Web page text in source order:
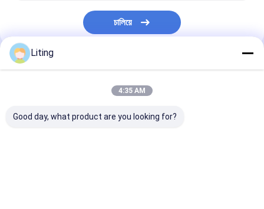
স্বয়ংক্রিয় স্টিকার লেবেল মেশিন
শক্ত কাগজ প্যাকিং মেশিন
চালিয়ে
আমাদের বিভাগসমূহ
Liting
4:35 AM
Good day, what product are you looking for?